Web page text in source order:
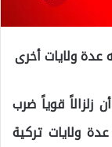
عدة ولايات أخرى
زلزالاً قوياً ضرب
ولايات تركية